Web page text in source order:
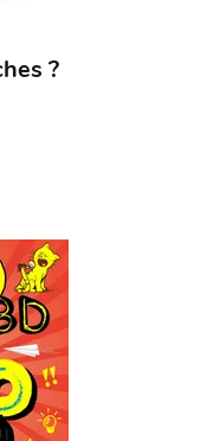
?